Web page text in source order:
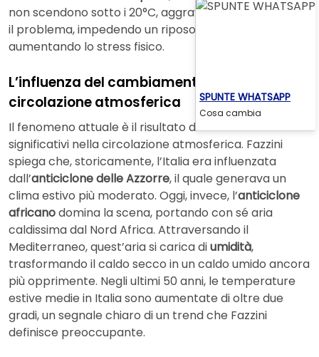
non scendono sotto i 20°C, aggravano ulteriormente
il problema, impedendo un riposo adeguato e
aumentando lo stress fisico.
L’influenza del cambiamento climatico sulla
circolazione atmosferica
Il fenomeno attuale è il risultato di cambiamenti
significativi nella circolazione atmosferica. Fazzini
spiega che, storicamente, l’Italia era influenzata
dall’anticiclone delle Azzorre, il quale generava un
clima estivo più moderato. Oggi, invece, l’anticiclone
africanodomina la scena, portando con sé aria
caldissima dal Nord Africa. Attraversando il
Mediterraneo, quest’aria si carica diumidità,
trasformando il caldo secco in un caldo umido ancora
più opprimente. Negli ultimi 50 anni, le temperature
estive medie in Italia sono aumentate di oltre due
gradi, un segnale chiaro di un trend che Fazzini
definisce preoccupante.
SPUNTE WHATSAPP
Cosa cambia